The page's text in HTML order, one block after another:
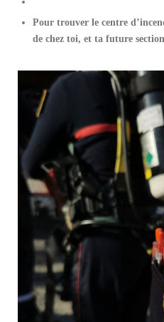
Pour trouver le centre
de chez toi, et ta future